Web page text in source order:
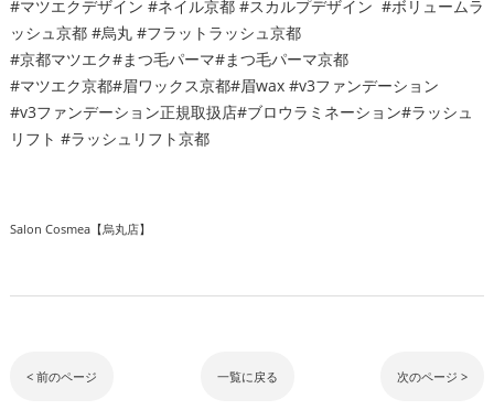
#マツエクデザイン #ネイル京都 #スカルプデザイン #ボリュームラ
ッシュ京都 #烏丸 #フラットラッシュ京都
#京都マツエク#まつ毛パーマ#まつ毛パーマ京都
#マツエク京都#眉ワックス京都#眉wax #v3ファンデーション
#v3ファンデーション正規取扱店#ブロウラミネーション#ラッシュ
リフト #ラッシュリフト京都
Salon Cosmea【烏丸店】
< 前のページ 一覧に戻る 次のページ >